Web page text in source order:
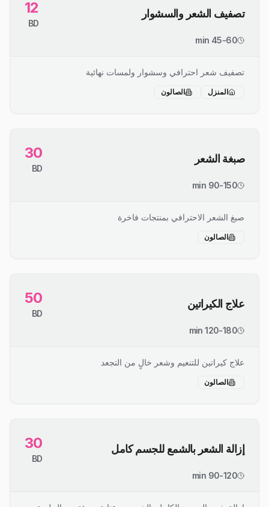
تصفيف الشعر والسشوار 12
BD
45-60 min
تصفيف شعر احترافي وسشوار ولمسات نهائية
المنزل الصالون
صبغة الشعر 30
BD
90-150 min
صبغ الشعر الاحترافي بمنتجات فاخرة
الصالون
علاج الكيراتين 50
BD
120-180 min
علاج كيراتين للتنعيم وشعر خالٍ من التجعد
الصالون
إزالة الشعر بالشمع للجسم كامل 30
BD
90-120 min